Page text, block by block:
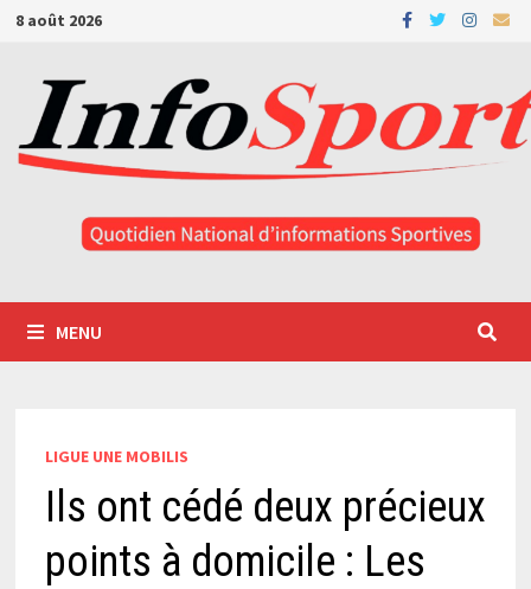
Passer
contenu
8 août 2026
MENU
LIGUE UNE MOBILIS
Ils ont cédé deux précieux
points à domicile : Les